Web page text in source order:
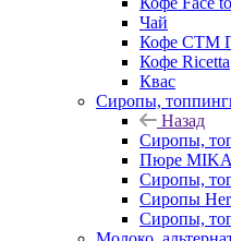
Чай
Кофе СТМ
Кофе Ricetta
Квас
Сиропы,
Назад
Сиропы,
Пюре
Сиропы,
Сиропы
Сиропы,